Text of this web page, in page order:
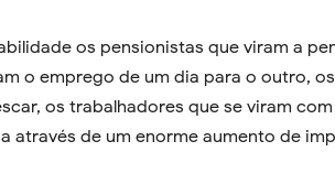
os pensionistas que viram a
o emprego de um dia para o outro,
os trabalhadores que se viram
através de um enorme aumento de